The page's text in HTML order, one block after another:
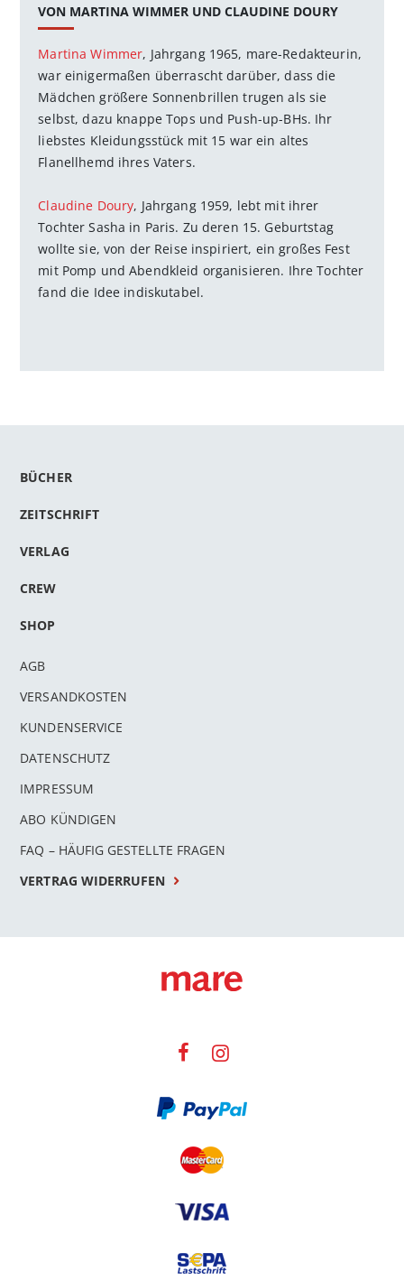
VON MARTINA WIMMER UND CLAUDINE DOURY
Martina Wimmer, Jahrgang 1965, mare-Redakteurin,
war einigermaßen überrascht darüber, dass die
Mädchen größere Sonnenbrillen trugen als sie
selbst, dazu knappe Tops und Push-up-BHs. Ihr
liebstes Kleidungsstück mit 15 war ein altes
Flanellhemd ihres Vaters.
Claudine Doury, Jahrgang 1959, lebt mit ihrer
Tochter Sasha in Paris. Zu deren 15. Geburtstag
wollte sie, von der Reise inspiriert, ein großes Fest
mit Pomp und Abendkleid organisieren. Ihre Tochter
fand die Idee indiskutabel.
BÜCHER
ZEITSCHRIFT
VERLAG
CREW
SHOP
AGB
VERSANDKOSTEN
KUNDENSERVICE
DATENSCHUTZ
IMPRESSUM
ABO KÜNDIGEN
FAQ – HÄUFIG GESTELLTE FRAGEN
VERTRAG WIDERRUFEN